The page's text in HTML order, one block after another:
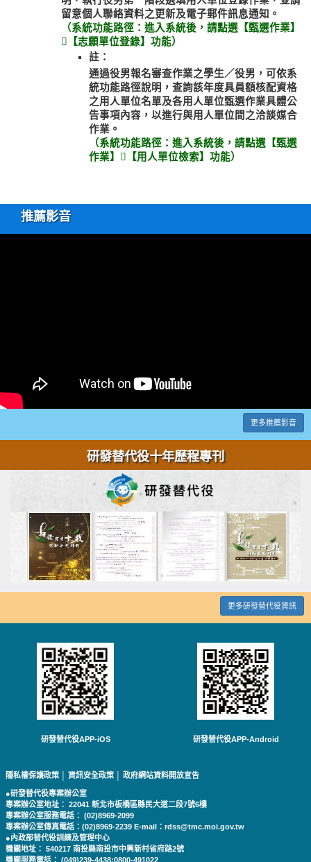
留意個人聯絡資料之更新及電子郵件訊息通知。
（系統功能路徑：進入系統後，請點選【甄選作業】
【志願單位登錄】功能）
註：
通過役男報名審查作業之學生／役男，可依系
統功能路徑說明，查詢該年度具員額核配資格
之用人單位名單及各用人單位甄選作業具體公
告事項內容，以進行與用人單位間之洽談媒合
作業。
（系統功能路徑：進入系統後，請點選【甄選
作業】【用人單位檢索】功能）
推薦影音
更多推薦影音
研發替代役十年歷程專刊
更多研發替代役資訊
研發替代役APP-iOS 研發替代役APP-Android
隱私權保護政策 資訊安全政策 政府網站資料開放宣告
●研發替代役專案辦公室
專案辦公室地址： 22041 新北市板橋區縣民大道二段7號6樓
專案辦公室服務電話： (02)8969-2099
專案辦公室傳真電話：(02)8969-2239 E-mail：rdss@tmc.moi.gov.tw
●內政部替代役訓練及管理中心
機關地址： 540217 南投縣南投市中興新村省府路2號
機關服務電話： (049)239-4438;0800-491022